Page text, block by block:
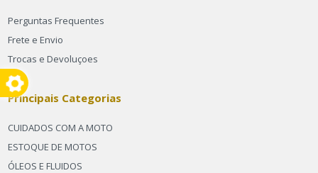
Perguntas Frequentes
Frete e Envio
Trocas e Devoluçoes
Principais Categorias
CUIDADOS COM A MOTO
ESTOQUE DE MOTOS
ÓLEOS E FLUIDOS